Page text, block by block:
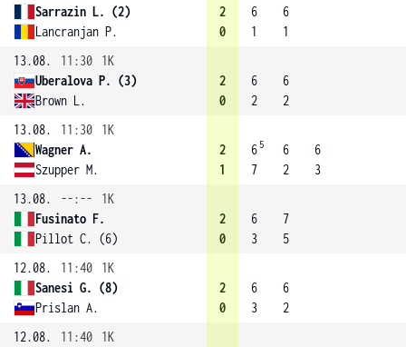
Sarrazin L. (2)
Lancranjan P.
2
0
6
1
6
1
13.08.
11:30
1K
Uberalova P. (3)
Brown L.
2
0
6
2
6
2
13.08.
11:30
1K
Wagner A.
Szupper M.
2
1
6 5
7
6
2
6
3
13.08.
--:--
1K
Fusinato F.
Pillot C. (6)
2
0
6
3
7
5
12.08.
11:40
1K
Sanesi G. (8)
Prislan A.
2
0
6
3
6
2
12.08.
11:40
1K